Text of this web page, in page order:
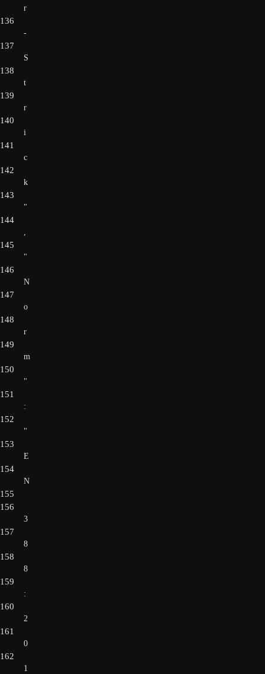
r
136
-
137
S
138
t
139
r
140
i
141
c
142
k
143
"
144
,
145
"
146
N
147
o
148
r
149
m
150
"
151
:
152
"
153
E
154
N
155
156
3
157
8
158
8
159
:
160
2
161
0
162
1